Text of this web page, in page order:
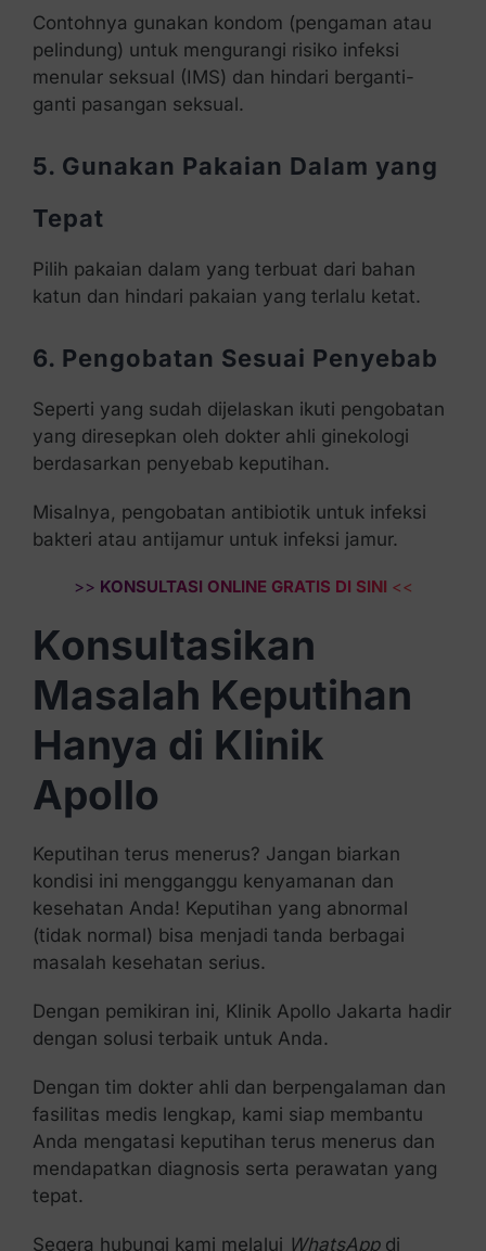
Contohnya gunakan kondom (pengaman atau
pelindung) untuk mengurangi risiko infeksi
menular seksual (IMS) dan hindari berganti-
ganti pasangan seksual.
5. Gunakan Pakaian Dalam yang
Tepat
Pilih pakaian dalam yang terbuat dari bahan
katun dan hindari pakaian yang terlalu ketat.
6. Pengobatan Sesuai Penyebab
Seperti yang sudah dijelaskan ikuti pengobatan
yang diresepkan oleh dokter ahli ginekologi
berdasarkan penyebab keputihan.
Misalnya, pengobatan antibiotik untuk infeksi
bakteri atau antijamur untuk infeksi jamur.
>> KONSULTASI ONLINE GRATIS DI SINI <<
Konsultasikan
Masalah Keputihan
Hanya di Klinik
Apollo
Keputihan terus menerus? Jangan biarkan
kondisi ini mengganggu kenyamanan dan
kesehatan Anda! Keputihan yang abnormal
(tidak normal) bisa menjadi tanda berbagai
masalah kesehatan serius.
Dengan pemikiran ini, Klinik Apollo Jakarta hadir
dengan solusi terbaik untuk Anda.
Dengan tim dokter ahli dan berpengalaman dan
fasilitas medis lengkap, kami siap membantu
Anda mengatasi keputihan terus menerus dan
mendapatkan diagnosis serta perawatan yang
tepat.
Segera hubungi kami melalui WhatsAppdi